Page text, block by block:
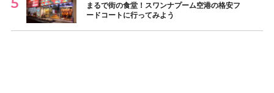
まるで街の食堂！スワンナプーム空港の格安フ
ードコートに行ってみよう